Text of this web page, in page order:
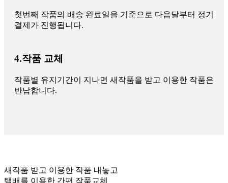
첫번째 작품의 배송 완료일을 기준으로 다음달부터 정기
결제가 진행됩니다.
4.작품 교체
작품별 유지기간이 지나면 새작품을 받고 이용한 작품은
반납합니다.
새작품 받고 이용한 작품 내놓고
택배를 이용한 간편 작품교체